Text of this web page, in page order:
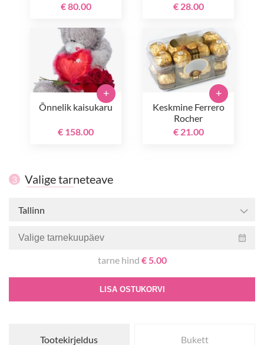
€ 80.00
€ 28.00
Õnnelik kaisukaru
€ 158.00
+
Keskmine Ferrero
Rocher
€ 21.00
+
3 Valige tarneteave
Tallinn
tarne hind € 5.00
LISA OSTUKORVI
Tootekirjeldus Bukett